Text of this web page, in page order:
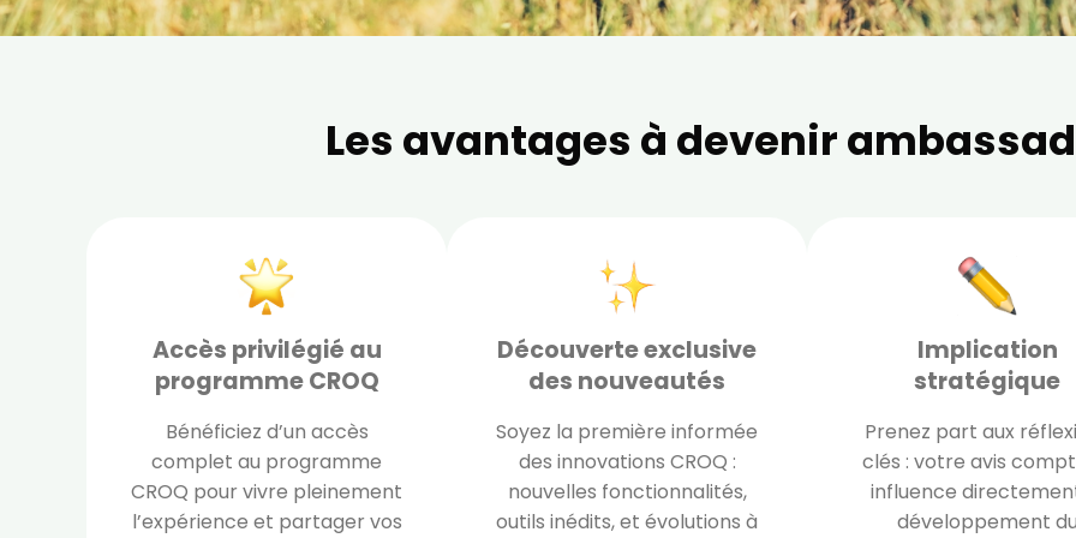
Les avantages à devenir
Accès privilégié au
programme CROQ
Bénéficiez d’un accès
complet au programme
CROQ pour vivre pleinement
l’expérience et partager vos
Découverte exclusive
des nouveautés
Soyez la première informée
des innovations CROQ :
nouvelles fonctionnalités,
outils inédits, et évolutions à
Implication
stratégique
Prenez part aux
clés : votre avis
influence
développement